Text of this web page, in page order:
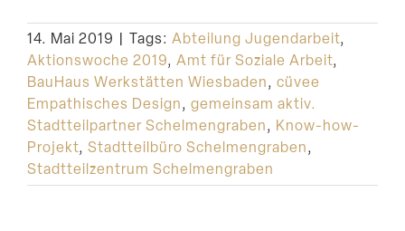
Suche
14. Mai 2019 | Tags: Abteilung Jugendarbeit,
Aktionswoche 2019, Amt für Soziale Arbeit,
BauHaus Werkstätten Wiesbaden, cüvee
Empathisches Design, gemeinsam aktiv.
Stadtteilpartner Schelmengraben, Know-how-
Projekt, Stadtteilbüro Schelmengraben,
Stadtteilzentrum Schelmengraben